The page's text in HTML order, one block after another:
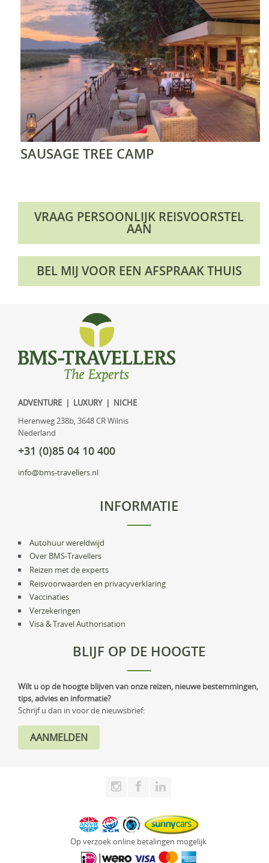
SAUSAGE TREE CAMP
VRAAG PERSOONLIJK REISVOORSTEL
AAN
BEL MIJ VOOR EEN AFSPRAAK THUIS
ADVENTURE | LUXURY | NICHE
Herenweg 238b, 3648 CR Wilnis
Nederland
+31 (0)85 04 10 400
info@bms-travellers.nl
INFORMATIE
Autohuur wereldwijd
Over BMS-Travellers
Reizen met de experts
Reisvoorwaarden en privacyverklaring
Vaccinaties
Verzekeringen
Visa & Travel Authorisation
BLIJF OP DE HOOGTE
Wilt u op de hoogte blijven van onze reizen, nieuwe bestemmingen,
tips, advies en informatie?
Schrijf u dan in voor de nieuwsbrief:
Op verzoek online betalingen mogelijk